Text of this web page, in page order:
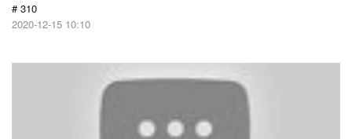
# 310
2020-12-15 10:10